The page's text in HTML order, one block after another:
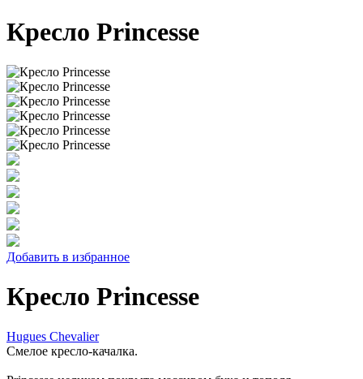
Кресло Princesse
Добавить в избранное
Кресло Princesse
Hugues Chevalier
Смелое кресло-качалка.